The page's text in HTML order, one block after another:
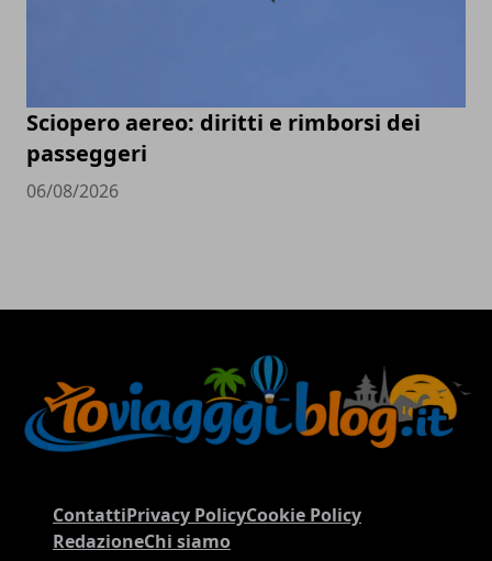
Sciopero aereo: diritti e rimborsi dei
passeggeri
06/08/2026
ContattiPrivacy PolicyCookie Policy
RedazioneChi siamo